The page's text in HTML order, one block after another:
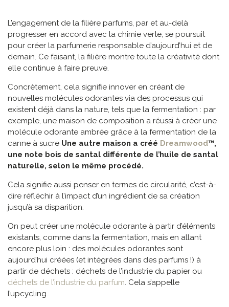
L’engagement de la filière parfums, par et au-delà
progresser en accord avec la chimie verte, se poursuit
pour créer la parfumerie responsable d’aujourd’hui et de
demain. Ce faisant, la filière montre toute la créativité dont
elle continue à faire preuve.
Concrètement, cela signifie innover en créant de
nouvelles molécules odorantes via des processus qui
existent déjà dans la nature, tels que la fermentation : par
exemple, une maison de composition a réussi à créer une
molécule odorante ambrée grâce à la fermentation de la
canne à sucre Une autre maison a créé Dreamwood™,
une note bois de santal différente de l’huile de santal
naturelle, selon le même procédé.
Cela signifie aussi penser en termes de circularité, c’est-à-
dire réfléchir à l’impact d’un ingrédient de sa création
jusqu’à sa disparition.
On peut créer une molécule odorante à partir d’éléments
existants, comme dans la fermentation, mais en allant
encore plus loin : des molécules odorantes sont
aujourd’hui créées (et intégrées dans des parfums !) à
partir de déchets : déchets de l’industrie du papier ou
déchets de l’industrie du parfum. Cela s’appelle
l’upcycling.